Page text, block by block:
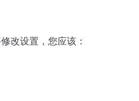
改设置，您应该：